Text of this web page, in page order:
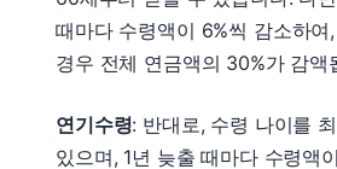
때마다 수령액이 6%씩 감소하
경우 전체 연금액의 30%가 감액
연기수령: 반대로, 수령 나이를
있으며, 1년 늦출 때마다 수령액